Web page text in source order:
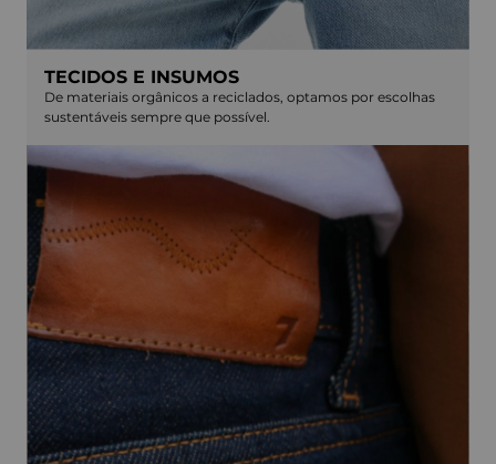
TECIDOS E INSUMOS
De materiais orgânicos a reciclados, optamos por escolhas
sustentáveis sempre que possível.